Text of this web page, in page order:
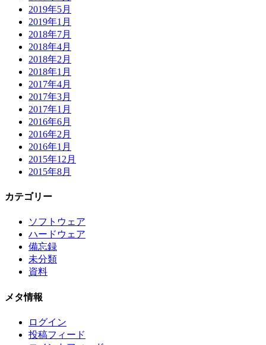
2019年5月
2019年1月
2018年7月
2018年4月
2018年2月
2018年1月
2017年4月
2017年3月
2017年1月
2016年6月
2016年2月
2016年1月
2015年12月
2015年8月
カテゴリー
ソフトウェア
ハードウェア
備忘録
未分類
資料
メタ情報
ログイン
投稿フィード